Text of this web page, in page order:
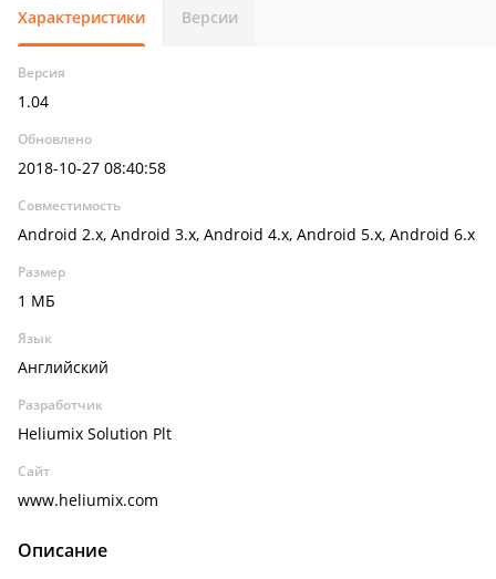
Характеристики Версии
Версия
1.04
Обновлено
2018-10-27 08:40:58
Совместимость
Android 2.x, Android 3.x, Android 4.x, Android 5.x, Android 6.x
Размер
1 МБ
Язык
Английский
Разработчик
Heliumix Solution Plt
Сайт
www.heliumix.com
Описание